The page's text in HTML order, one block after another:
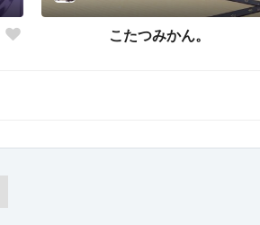
こたつみかん。